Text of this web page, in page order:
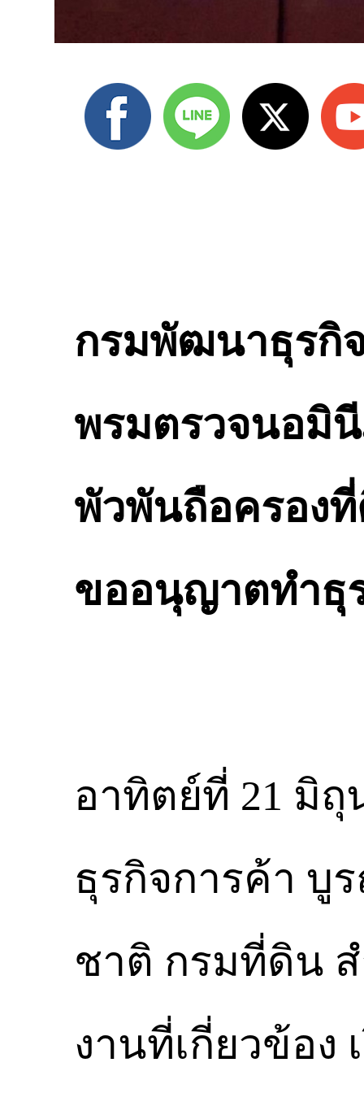
กรมพัฒนาธุรกิ
พรมตรวจนอมินี
พัวพันถือครอง
ขออนุญาตทำธุ
อาทิตย์ที่ 21 มิถุ
ธุรกิจการค้า บู
ชาติ กรมที่ดิน
งานที่เกี่ยวข้อง